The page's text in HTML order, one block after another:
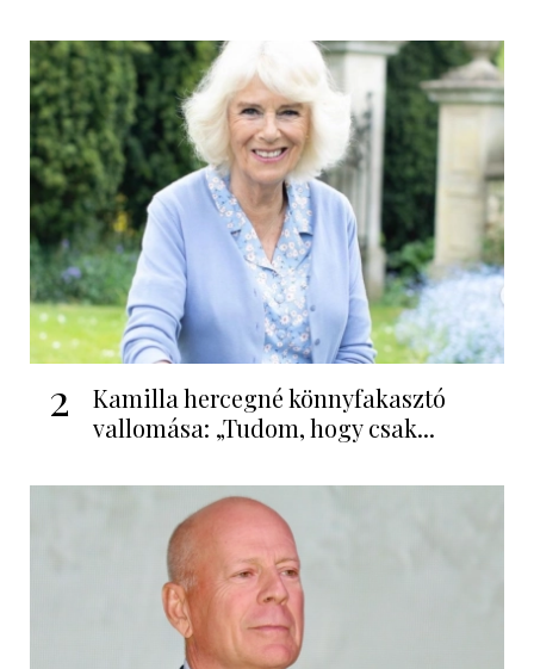
2
Kamilla hercegné könnyfakasztó
vallomása: „Tudom, hogy csak...